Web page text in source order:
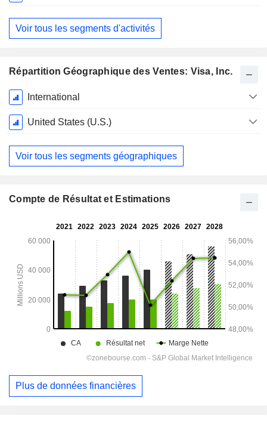
Fiscale:
Septembre
Voir tous les segments d'activités
Répartition Géographique des Ventes: Visa, Inc.
Période
Fiscale:
Septembre
International
United States (U.S.)
Voir tous les segments géographiques
Compte de Résultat et Estimations
Plus de données financières